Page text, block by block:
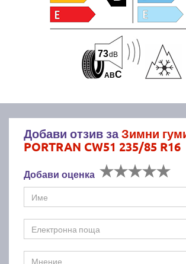
ABC
73dB
Добави отзив заЗимни
PORTRAN CW51 235/85 R16
Добави оценка